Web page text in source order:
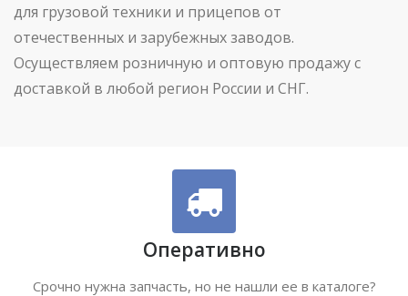
для грузовой техники и прицепов от
отечественных и зарубежных заводов.
Осуществляем розничную и оптовую продажу с
доставкой в любой регион России и СНГ.
Оперативно
Срочно нужна запчасть, но не нашли ее в каталоге?